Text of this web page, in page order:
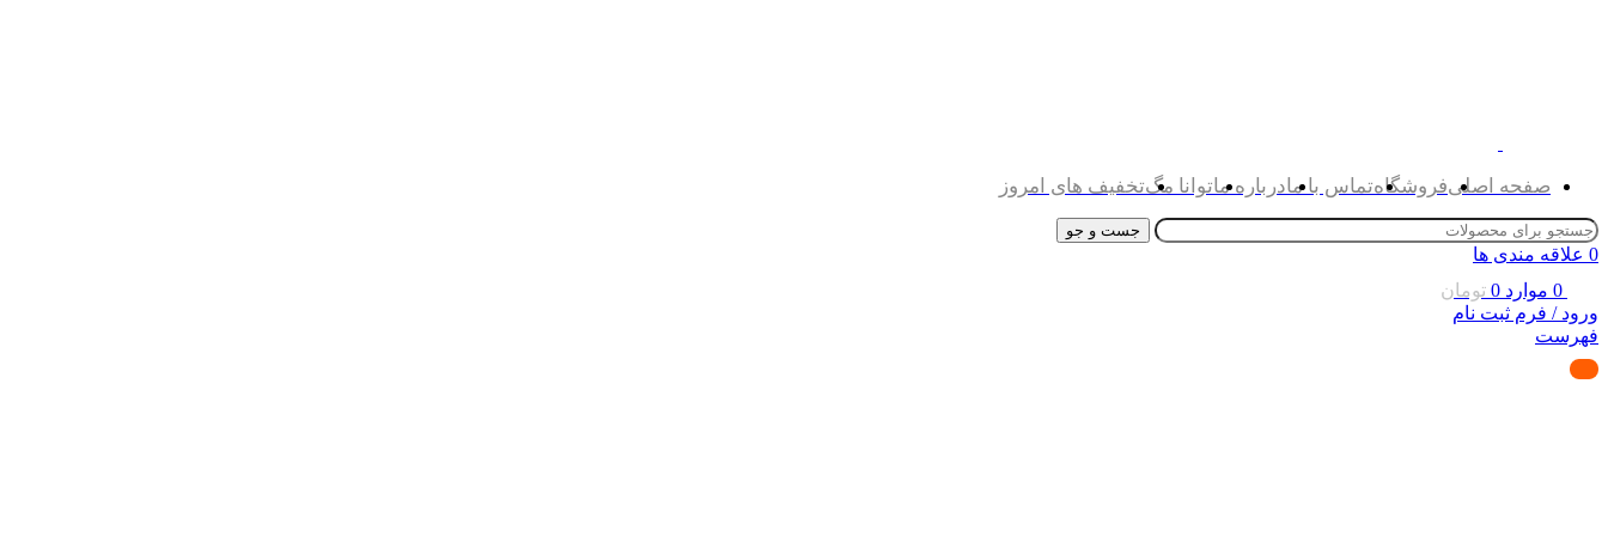
صفحه اصلیفروشگاهتماس با مادرباره ماتوانا مگتخفیف های امروز
جست و جو
0 علاقه مندی ها
0 موارد 0 تومان
ورود / فرم ثبت نام
فهرست